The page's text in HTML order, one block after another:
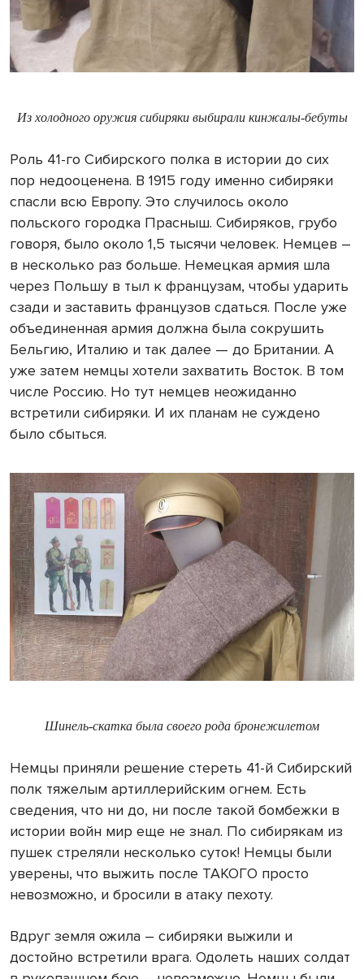
Из холодного оружия сибиряки выбирали кинжалы-бебуты
Роль 41-го Сибирского полка в истории до сих
пор недооценена. В 1915 году именно сибиряки
спасли всю Европу. Это случилось около
польского городка Прасныш. Сибиряков, грубо
говоря, было около 1,5 тысячи человек. Немцев –
в несколько раз больше. Немецкая армия шла
через Польшу в тыл к французам, чтобы ударить
сзади и заставить французов сдаться. После уже
объединенная армия должна была сокрушить
Бельгию, Италию и так далее — до Британии. А
уже затем немцы хотели захватить Восток. В том
числе Россию. Но тут немцев неожиданно
встретили сибиряки. И их планам не суждено
было сбыться.
Шинель-скатка была своего рода бронежилетом
Немцы приняли решение стереть 41-й Сибирский
полк тяжелым артиллерийским огнем. Есть
сведения, что ни до, ни после такой бомбежки в
истории войн мир еще не знал. По сибирякам из
пушек стреляли несколько суток! Немцы были
уверены, что выжить после ТАКОГО просто
невозможно, и бросили в атаку пехоту.
Вдруг земля ожила – сибиряки выжили и
достойно встретили врага. Одолеть наших солдат